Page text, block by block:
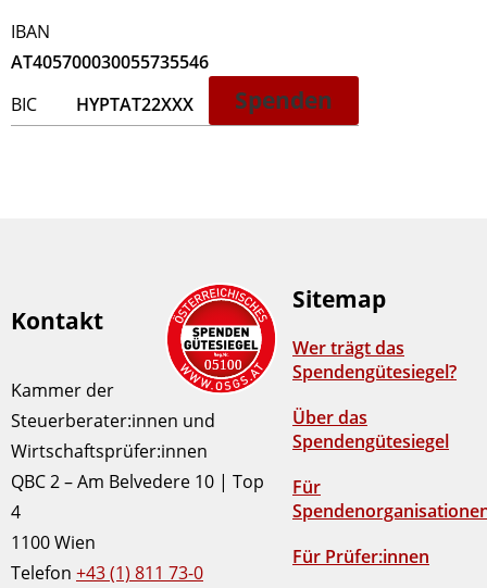
IBAN
AT405700030055735546
BIC
HYPTAT22XXX Spenden
Kontakt
Kammer der
Steuerberater:innen und
Wirtschaftsprüfer:innen
QBC 2 – Am Belvedere 10 | Top
4
1100 Wien
Telefon +43 (1) 811 73-0
Sitemap
Wer trägt das
Spendengütesiegel?
Über das
Spendengütesiegel
Für
Für Prüfer:innen